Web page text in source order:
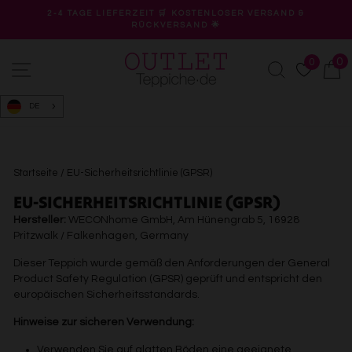
Inhalt
Pause
2-4 TAGE LIEFERZEIT 🛒 KOSTENLOSER VERSAND &
RÜCKVERSAND 🌟
Suche
0 0
Startseite / EU-Sicherheitsrichtlinie (GPSR)
EU-SICHERHEITSRICHTLINIE (GPSR)
Hersteller: WECONhome GmbH, Am Hünengrab 5, 16928
Pritzwalk / Falkenhagen, Germany
Dieser Teppich wurde gemäß den Anforderungen der General
Product Safety Regulation (GPSR) geprüft und entspricht den
europäischen Sicherheitsstandards.
Hinweise zur sicheren Verwendung:
Verwenden Sie auf glatten Böden eine geeignete,